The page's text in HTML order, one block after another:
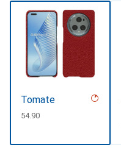
Tomate
CHF
54.90